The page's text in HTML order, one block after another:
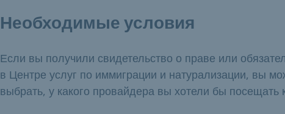
Необходимые условия
Если вы получили свидетельство о праве или
в Центре услуг по иммиграции и натурализации, вы
выбрать, у какого провайдера вы хотели бы посещать